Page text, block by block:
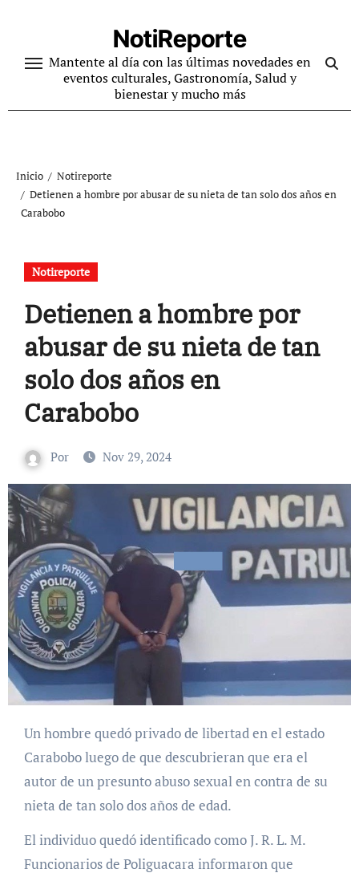
contenido
NotiReporte
Mantente al día con las últimas novedades en
eventos culturales, Gastronomía, Salud y
bienestar y mucho más
Inicio
Notireporte
Detienen a hombre por abusar de su nieta de tan solo dos años en
Carabobo
Notireporte
Detienen a hombre por
abusar de su nieta de tan
solo dos años en
Carabobo
Por Nov 29, 2024
Un hombre quedó privado de libertad en el estado
Carabobo luego de que descubrieran que era el
autor de un presunto abuso sexual en contra de su
nieta de tan solo dos años de edad.
El individuo quedó identificado como J. R. L. M.
Funcionarios de Poliguacara informaron que